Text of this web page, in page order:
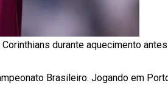
durante aquecimento
Brasileiro. Jogando em